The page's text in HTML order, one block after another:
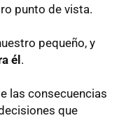
punto de vista.
pequeño, y
él.
las consecuencias
que